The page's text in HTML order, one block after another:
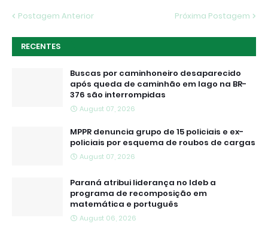
Postagem Anterior Próxima Postagem
RECENTES
Buscas por caminhoneiro desaparecido
após queda de caminhão em lago na BR-
376 são interrompidas
August 07, 2026
MPPR denuncia grupo de 15 policiais e ex-
policiais por esquema de roubos de cargas
August 07, 2026
Paraná atribui liderança no Ideb a
programa de recomposição em
matemática e português
August 06, 2026